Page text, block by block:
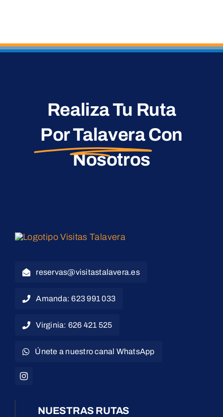
Realiza Tu Ruta
Por TalaveraCon
Nosotros
reservas@visitastalavera.es
Amanda: 623 991 033
Virginia: 626 421 525
Únete a nuestro canal WhatsApp
NUESTRAS RUTAS